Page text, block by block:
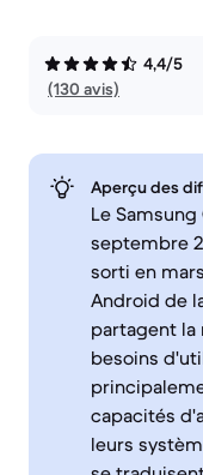
4,4/5
(130 avis)
Aperçu des
Le Samsung
septembre
sorti en
Android de
partagent la
besoins
capacités
leurs